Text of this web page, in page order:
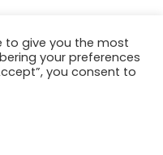
to give you the most
your preferences
you consent to